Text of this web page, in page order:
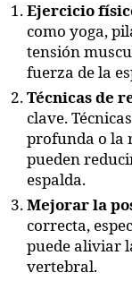
Ejercicio
como yoga,
tensión
fuerza de la
Técnicas de
clave.
profunda o la
pueden
espalda.
Mejorar la
correcta,
puede aliviar
vertebral.